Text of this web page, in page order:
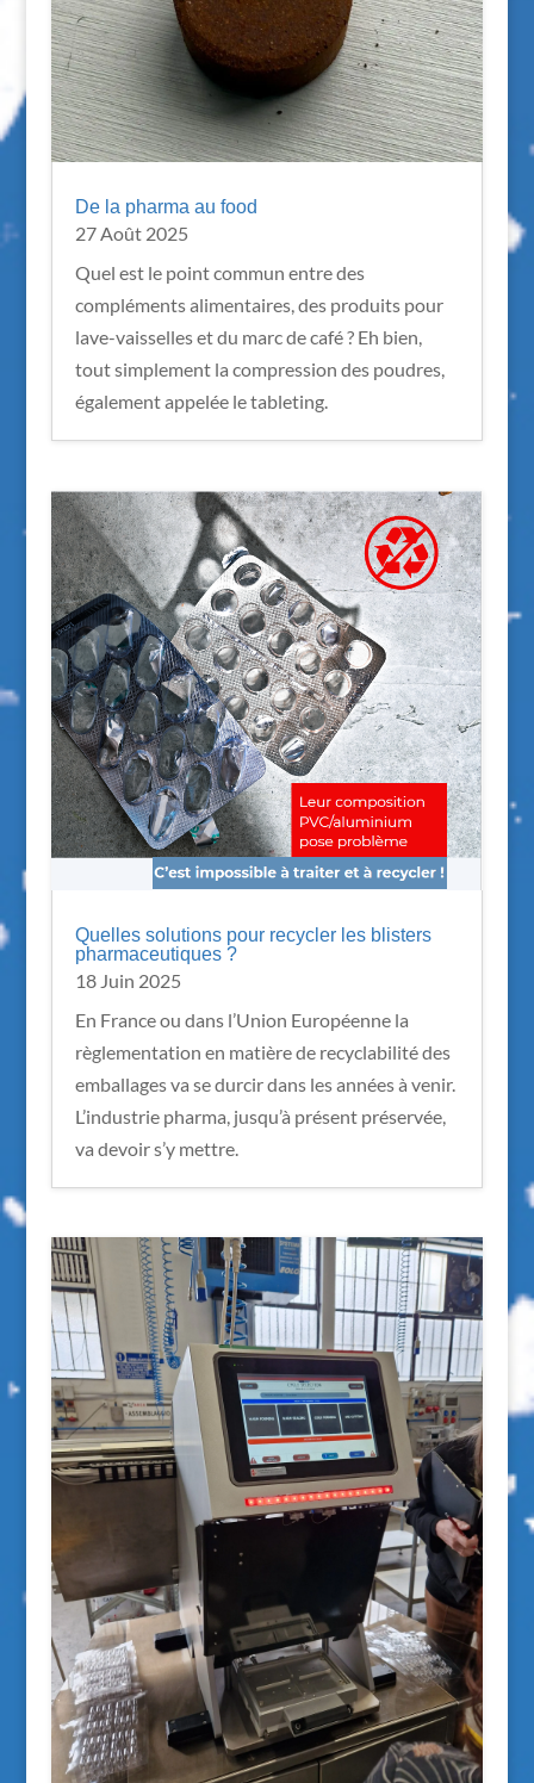
De la pharma au food
27 Août 2025
Quel est le point commun entre des
compléments alimentaires, des produits pour
lave-vaisselles et du marc de café ? Eh bien,
tout simplement la compression des poudres,
également appelée le tableting.
Quelles solutions pour recycler les blisters
pharmaceutiques ?
18 Juin 2025
En France ou dans l’Union Européenne la
règlementation en matière de recyclabilité des
emballages va se durcir dans les années à venir.
L’industrie pharma, jusqu’à présent préservée,
va devoir s’y mettre.